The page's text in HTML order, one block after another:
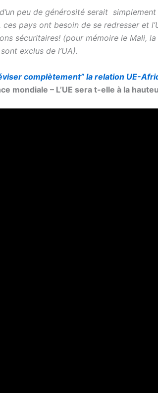
peu de générosité serait
ces pays ont besoin de se redresser et
sécuritaires! (pour mémoire le Mali,
exclus de l’UA).
complètement” la relation UE-
mondiale – L’UE sera t-elle à la